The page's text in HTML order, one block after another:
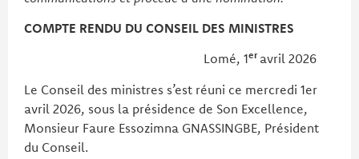
COMPTE RENDU DU CONSEIL DES MINISTRES
Lomé, 1er avril 2026
Le Conseil des ministres s’est réuni ce mercredi 1er
avril 2026, sous la présidence de Son Excellence,
Monsieur Faure Essozimna GNASSINGBE, Président
du Conseil.